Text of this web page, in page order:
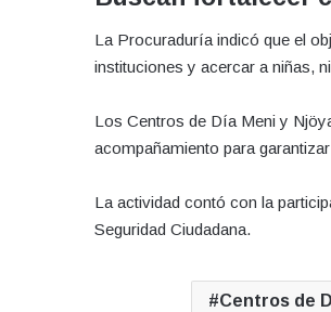
La Procuraduría indicó que el
instituciones y acercar a niñas,
Los Centros de Día Meni y
acompañamiento para
La actividad contó con la
Seguridad Ciudadana.
Centros de